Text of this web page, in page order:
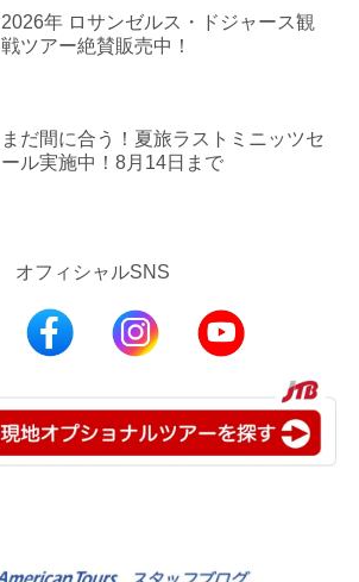
2026年 ロサンゼルス・ドジャース観
戦ツアー絶賛販売中！
まだ間に合う！夏旅ラストミニッツセ
ール実施中！8月14日まで
オフィシャルSNS